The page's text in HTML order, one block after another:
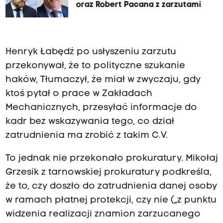
oraz Robert Pacana z zarzutami
Henryk Łabędź po usłyszeniu zarzutu
przekonywał, że to polityczne szukanie
haków, Tłumaczył, że miał w zwyczaju, gdy
ktoś pytał o prace w Zakładach
Mechanicznych, przesyłać informacje do
kadr bez wskazywania tego, co dział
zatrudnienia ma zrobić z takim C.V.
To jednak nie przekonało prokuratury. Mikołaj
Grzesik z tarnowskiej prokuratury podkreśla,
że to, czy doszło do zatrudnienia danej osoby
w ramach płatnej protekcji, czy nie („z punktu
widzenia realizacji znamion zarzucanego